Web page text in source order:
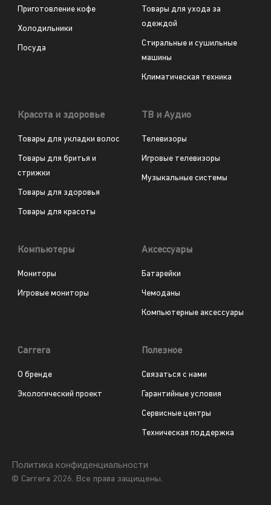
Приготовление кофе
Холодильники
Посуда
Товары для ухода за
одеждой
Стиральные и сушильные
машины
Климатическая техника
Красота и здоровье
Товары для укладки волос
Товары для бритья и
стрижки
Товары для здоровья
Товары для красоты
ТВ и Аудио
Телевизоры
Игровые телевизоры
Музыкальные системы
Компьютеры
Мониторы
Игровые мониторы
Аксессуары
Батарейки
Чемоданы
Компьютерные аксессуары
Carrera
О бренде
Экологический проект
Полезное
Связаться с нами
Гарантийные условия
Сервисные центры
Техническая поддержка
© Carrera 2026. Все права защищены.
Политика конфиденциальности